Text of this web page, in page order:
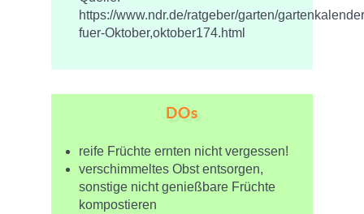
https://www.ndr.de/ratgeber/garten/
fuer-Oktober,oktober174.html
DOs
reife Früchte ernten nicht vergessen!
verschimmeltes Obst entsorgen,
sonstige nicht genießbare Früchte
kompostieren